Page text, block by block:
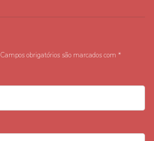
Campos obrigatórios são marcados com *